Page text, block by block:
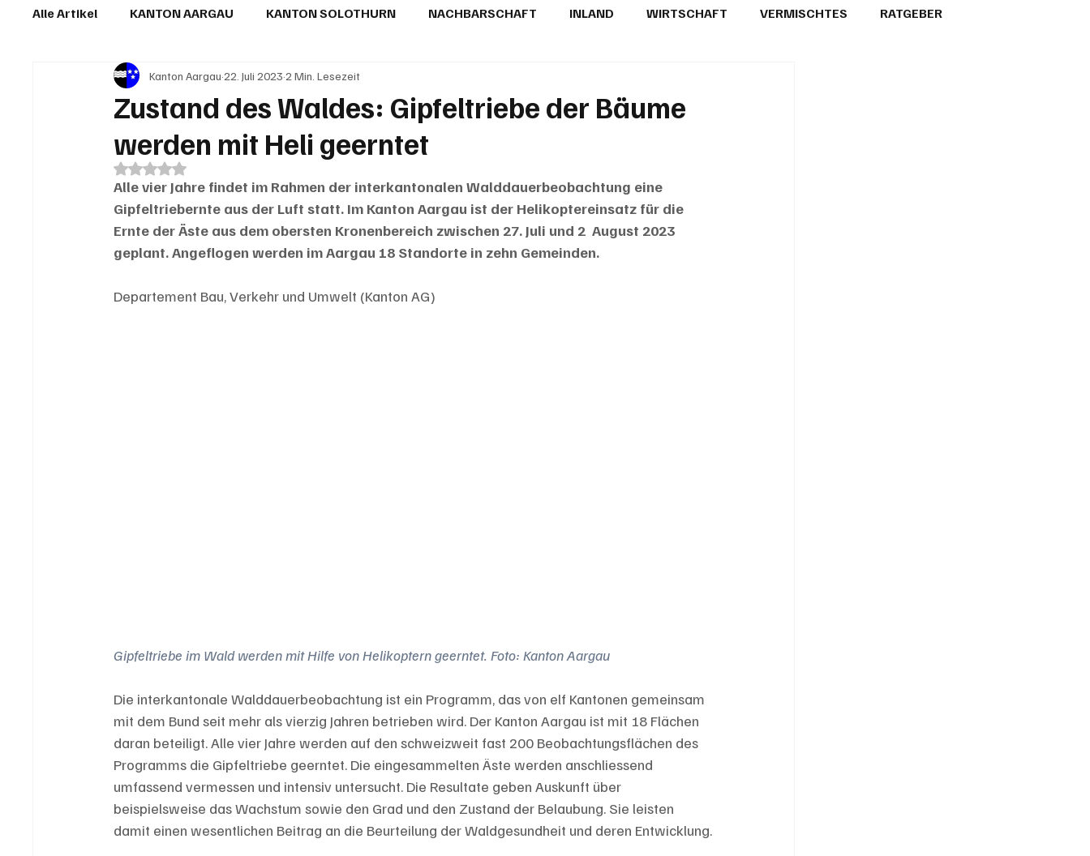
Alle Artikel KANTON AARGAU KANTON SOLOTHURN NACHBARSCHAFT INLAND WIRTSCHAFT VERMISCHTES RATGEBER
IN EIGENER SACHE KOMMENTARE LESERBRIEFE
Zustand des Waldes: Gipfeltriebe der Bäume
werden mit Heli geerntet
Kanton Aargau 22. Juli 2023 2 Min. Lesezeit
Mit NaN von 5 Sternen bewertet.
Alle vier Jahre findet im Rahmen der interkantonalen Walddauerbeobachtung eine
Gipfeltriebernte aus der Luft statt. Im Kanton Aargau ist der Helikoptereinsatz für die
Ernte der Äste aus dem obersten Kronenbereich zwischen 27. Juli und 2  August 2023
geplant. Angeflogen werden im Aargau 18 Standorte in zehn Gemeinden.
Departement Bau, Verkehr und Umwelt (Kanton AG)
Gipfeltriebe im Wald werden mit Hilfe von Helikoptern geerntet. Foto: Kanton Aargau
Die interkantonale Walddauerbeobachtung ist ein Programm, das von elf Kantonen gemeinsam
mit dem Bund seit mehr als vierzig Jahren betrieben wird. Der Kanton Aargau ist mit 18 Flächen
daran beteiligt. Alle vier Jahre werden auf den schweizweit fast 200 Beobachtungsflächen des
Programms die Gipfeltriebe geerntet. Die eingesammelten Äste werden anschliessend
umfassend vermessen und intensiv untersucht. Die Resultate geben Auskunft über
beispielsweise das Wachstum sowie den Grad und den Zustand der Belaubung. Sie leisten
damit einen wesentlichen Beitrag an die Beurteilung der Waldgesundheit und deren Entwicklung.